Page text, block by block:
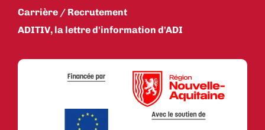
Carrière / Recrutement
ADITIV, la lettre d'information d'ADI